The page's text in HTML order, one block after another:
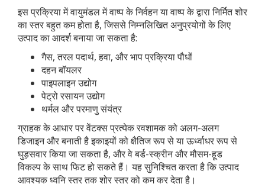
इस प्रक्रिया में वायुमंडल में वाष्प के निर्वहन या वाष्प के द्वारा निर्मित शोर
का स्तर बहुत कम होता है, जिससे निम्नलिखित अनुप्रयोगों के लिए
उत्पाद का आदर्श बनाया जा सकता है:
गैस, तरल पदार्थ, हवा, और भाप प्रक्रिया पौधों
दहन बॉयलर
पाइपलाइन उद्योग
पेट्रो रसायन उद्योग
थर्मल और परमाणु संयंत्र
ग्राहक के आधार पर वेंटक्स प्रत्येक रवशामक को अलग-अलग
डिजाइन और बनाती है इकाइयों को क्षैतिज रूप से या ऊर्ध्वाधर रूप से
घुड़सवार किया जा सकता है, और वे बर्ड-स्क्रीन और मौसम-हूड
विकल्प के साथ फिट हो सकते हैं। यह सुनिश्चित करता है कि उत्पाद
आवश्यक ध्वनि स्तर तक शोर स्तर को कम कर देता है।